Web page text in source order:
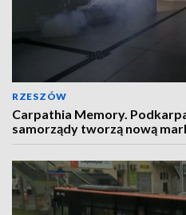
RZESZÓW
Carpathia Memory.
samorządy tworzą nową